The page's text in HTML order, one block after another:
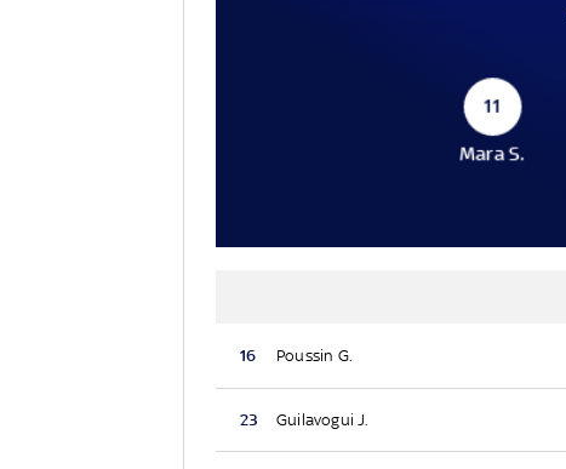
11
Mara S.
16 Poussin G.
23 Guilavogui J.